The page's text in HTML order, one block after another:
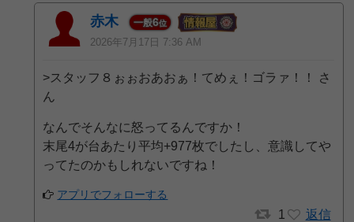
赤木 一般6位
2026年7月17日 7:36 AM
>スタッフ８ぉぉおあおぁ！てめぇ！ゴラァ！！ さ
ん
なんでそんなに怒ってるんですか！
末尾4が台あたり平均+977枚でしたし、意識してや
ってたのかもしれないですね！
アプリでフォローする
1 返信